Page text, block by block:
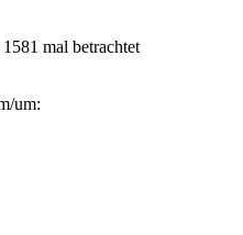
mal betrachtet
um: